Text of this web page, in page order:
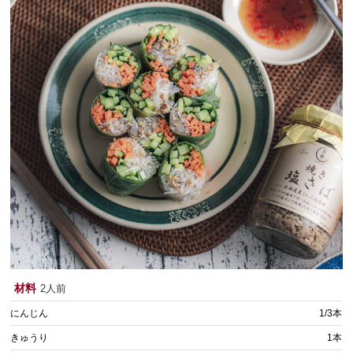
材料 2人前
にんじん 1/3本
きゅうり 1本